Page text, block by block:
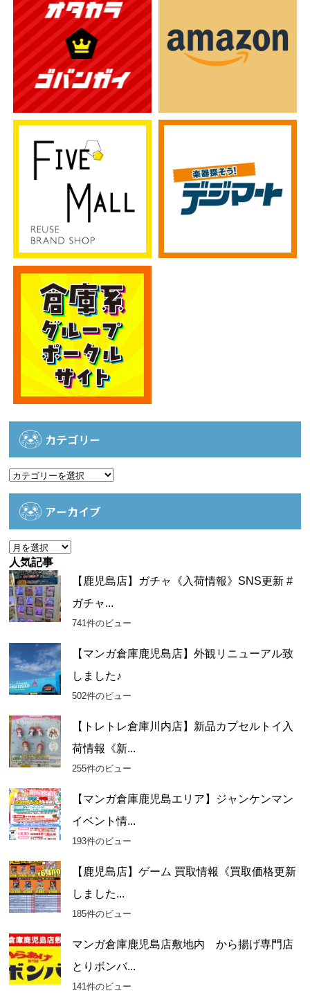
カテゴリー
カ
アーカイブ
ア
ー
カ
イ
ブ
人気記事
【鹿児島店】ガチャ《入荷情報》SNS更新 #
ガチャ...
741件のビュー
【マンガ倉庫鹿児島店】外観リニューアル致
しました♪
502件のビュー
【トレトレ倉庫川内店】新品カプセルトイ入
荷情報《新...
255件のビュー
【マンガ倉庫鹿児島エリア】ジャンケンマン
イベント情...
193件のビュー
【鹿児島店】ゲーム 買取情報《買取価格更新
しました...
185件のビュー
マンガ倉庫鹿児島店敷地内 から揚げ専門店
とりボンバ...
141件のビュー